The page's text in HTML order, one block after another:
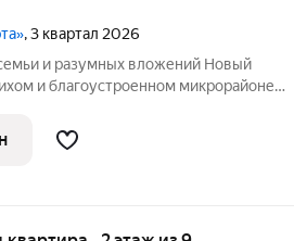
, 3 квартал 2026
и разумных вложений Новый
и благоустроенном микрорайоне
необходимое для семейной жизни.